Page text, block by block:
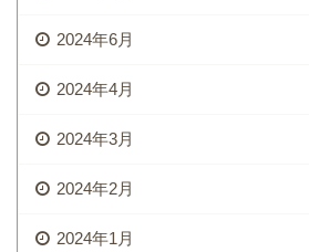
2024年6月
2024年4月
2024年3月
2024年2月
2024年1月